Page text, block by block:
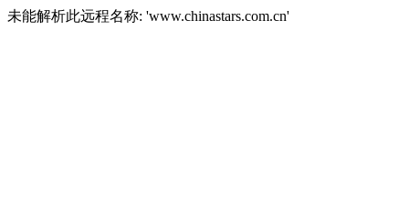
未能解析此远程名称: 'www.chinastars.com.cn'